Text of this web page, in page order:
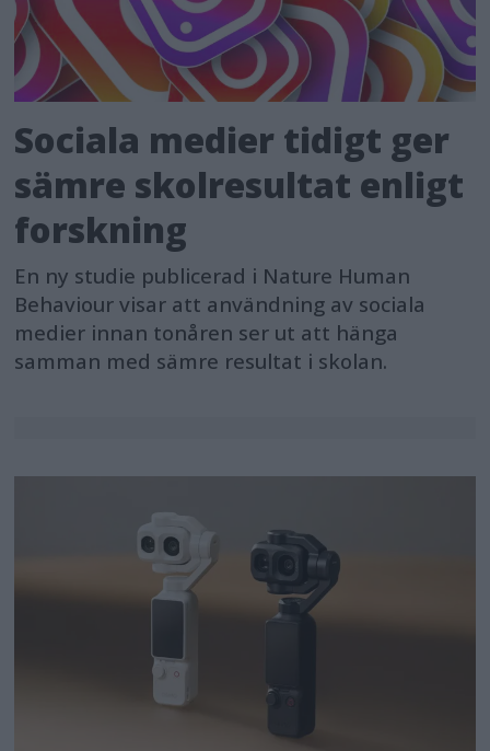
Sociala medier tidigt ger
sämre skolresultat enligt
forskning
En ny studie publicerad i Nature Human
Behaviour visar att användning av sociala
medier innan tonåren ser ut att hänga
samman med sämre resultat i skolan.